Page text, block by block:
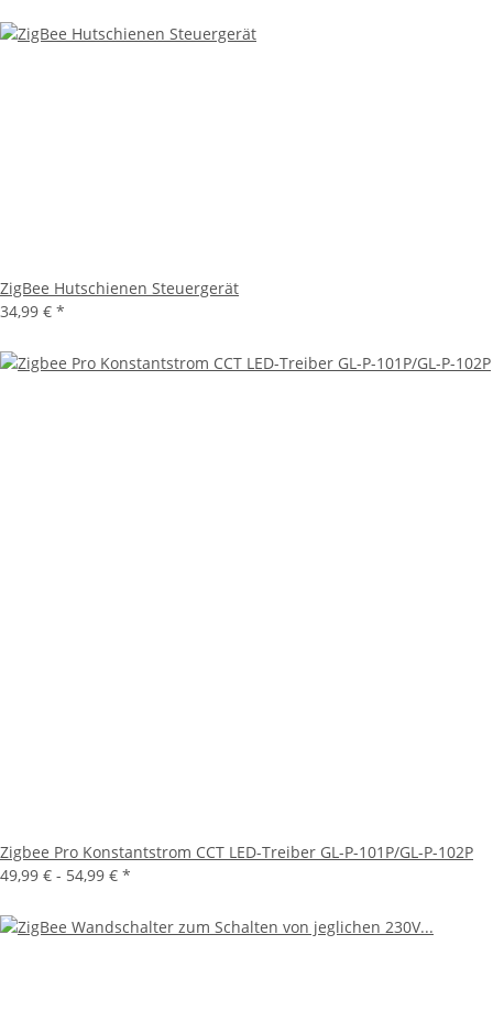
ZigBee Hutschienen Steuergerät
34,99 € *
Zigbee Pro Konstantstrom CCT LED-Treiber GL-P-101P/GL-P-102P
49,99 € - 54,99 € *